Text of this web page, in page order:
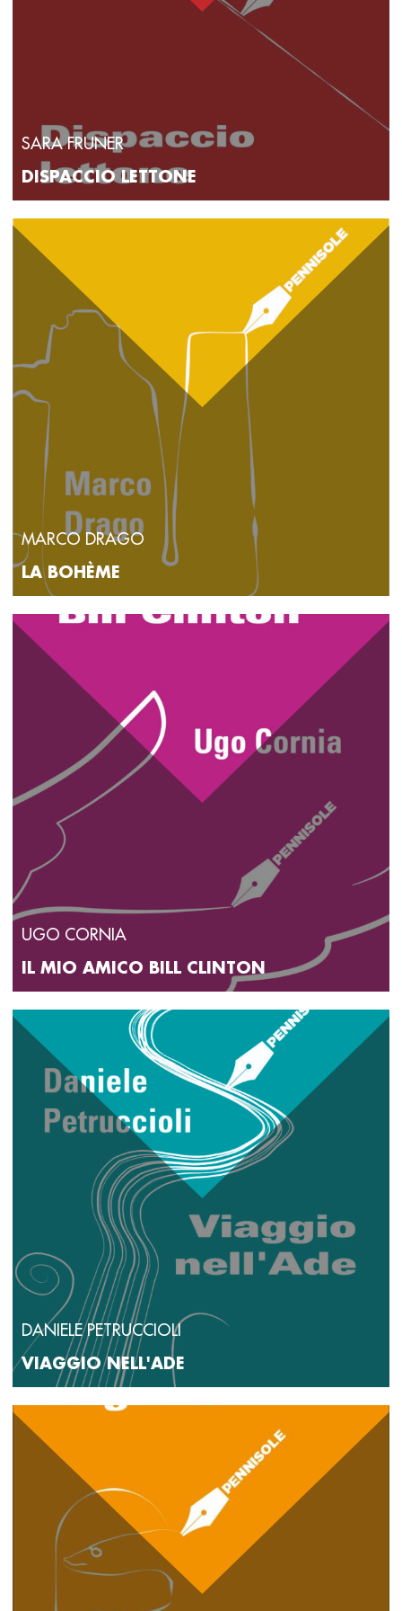
SARA FRUNER
DISPACCIO LETTONE
MARCO DRAGO
LA BOHÈME
UGO CORNIA
IL MIO AMICO BILL CLINTON
DANIELE PETRUCCIOLI
VIAGGIO NELL'ADE